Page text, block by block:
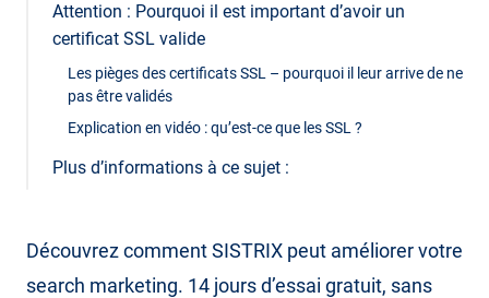
Attention : Pourquoi il est important d’avoir un
certificat SSL valide
Les pièges des certificats SSL – pourquoi il leur arrive de ne
pas être validés
Explication en vidéo : qu’est-ce que les SSL ?
Plus d’informations à ce sujet :
Découvrez comment SISTRIX peut améliorer votre
search marketing. 14 jours d’essai gratuit, sans